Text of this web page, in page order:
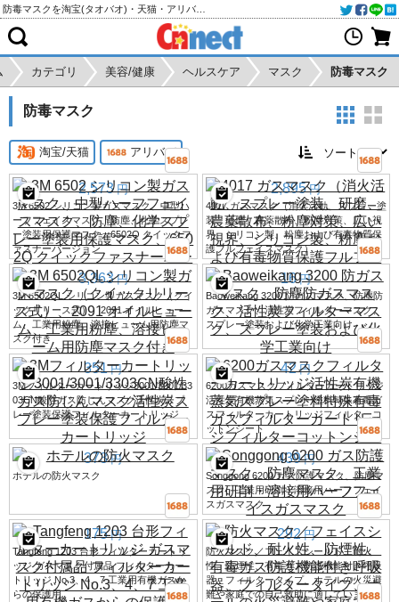
カテゴリ 美容/健康 ヘルスケア マスク 防毒マスク
防毒マスク
淘宝/天猫 アリババ
2,573 円
3M 6502 シリコン製ガスマスク、中型ハ
ーフフェイスマスク、防塵、化学スプレ
ー塗装用保護マスク、6502Q クイックフ
ァスナーバージョン
2,895 円
4017 ガスマスク（消火活動、スプレー塗
装、研磨、農薬散布、粉塵対策、広い視
界、シリコン製、粉塵および有毒物質保
護フルフェイスマスク）
3,363 円
3M 6502QL シリコン製ガスマスク（クイ
ックリリース式）、2091 オイルヒュー
ム、工業用粉塵、溶接ヒューム用防塵マ
スク付き
16 円
Baoweikang 3200 防ガスマスク、防塵防
ガスマスク、活性炭フィルターマスク、
スプレー塗装および化学工業向け
351 円
3Mフィルターカートリッジ3001/3001/33
03CN酸性ガス防じんマスク活性炭スプ
レー塗装保護フィルターカートリッジ
42 円
6200ガスマスクフィルターカートリッジ
活性炭有機蒸気スプレー塗料特殊有毒ガ
スフィルターカートリッジフィルターコ
ットンシート
373 円
ホテルの防火マスク
439 円
Songgong 6200 ガス防護マスク、防塵マ
スク、工業用研削・溶接用ハーフフェイ
スガスマスク
175 円
Tangfeng 1203 台形フィルターカートリ
ッジ ガスマスク付属品 フィルターカー
トリッジ No.3、4、7 工業用有機ガスか
らの保護用
292 円
防火マスク／フェイスシールド、耐火
性、防煙性、有毒ガス防護機能付き呼吸
器、フィルタータイプ、ホテルの火災避
難や家庭での自己救助に適しています。